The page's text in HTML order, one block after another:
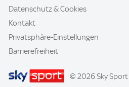
Datenschutz & Cookies
Kontakt
Privatsphäre-Einstellungen
Barrierefreiheit
© 2026 Sky Sport